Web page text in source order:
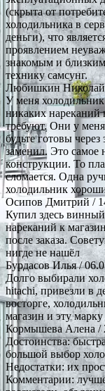
(скрыта от
холодильника в
деньги), что
проявлением
знакомым и
технику самсунг.
Любишкин Николай
У меня
никаких нареканий
требуют. Они у
будьте готовы
заменил. Это самое
конструкции. То
сломается. Одна
холодильник
Осипов Дмитрий /
Купил здесь
нареканий к
после заказа.
нигде не нашёл
Бурдасов Илья/
Долго выбирали
hitachi, привезли в
восторге,
магазин и эту
Кормышева Алена /
Достоинства:
большой выбор
Недостатки: их
Комментарии: